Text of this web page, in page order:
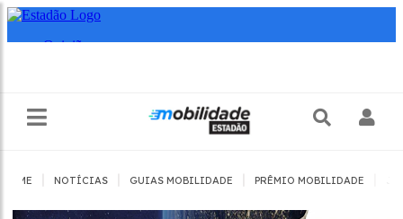
HOME NOTÍCIAS GUIAS MOBILIDADE PRÊMIO MOBILIDADE